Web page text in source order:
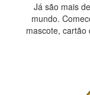
Já são mais
mundo.
mascote, cartão